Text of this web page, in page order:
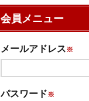
会員メニュー
メールアドレス※
パスワード※